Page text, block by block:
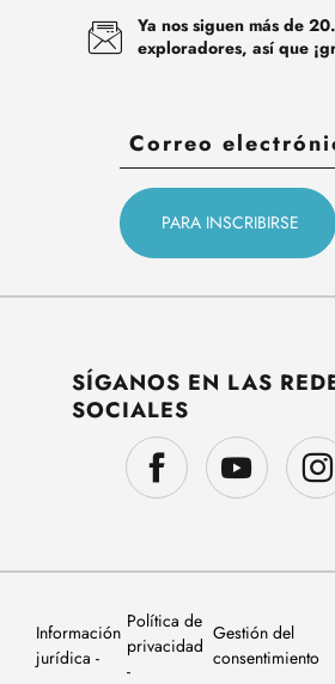
Ya nos siguen más de
exploradores, así que
SÍGANOS EN LAS
SOCIALES
Información
jurídica
Política de
privacidad
Gestión del
consentimiento